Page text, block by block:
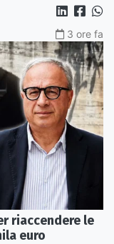
3 ore fa
riaccendere le
euro